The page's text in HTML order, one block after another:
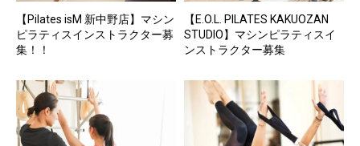
【Pilates isM 新中野店】マシン
ピラティスインストラクター募
集！！
【E.O.L. PILATES KAKUOZAN
STUDIO】マシンピラティスイ
ンストラクター募集